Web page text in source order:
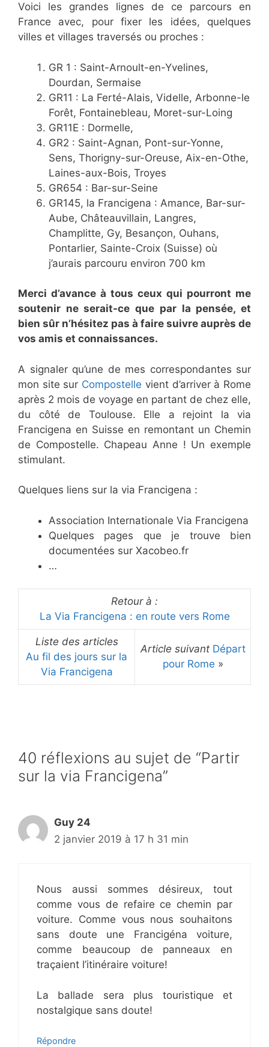
Voici les grandes lignes de ce parcours en
France avec, pour fixer les idées, quelques
villes et villages traversés ou proches :
GR 1 : Saint-Arnoult-en-Yvelines,
Dourdan, Sermaise
GR11 : La Ferté-Alais, Videlle, Arbonne-le
Forêt, Fontainebleau, Moret-sur-Loing
GR11E : Dormelle,
GR2 : Saint-Agnan, Pont-sur-Yonne,
Sens, Thorigny-sur-Oreuse, Aix-en-Othe,
Laines-aux-Bois, Troyes
GR654 : Bar-sur-Seine
GR145, la Francigena : Amance, Bar-sur-
Aube, Châteauvillain, Langres,
Champlitte, Gy, Besançon, Ouhans,
Pontarlier, Sainte-Croix (Suisse) où
j’aurais parcouru environ 700 km
Merci d’avance à tous ceux qui pourront me
soutenir ne serait-ce que par la pensée, et
bien sûr n’hésitez pas à faire suivre auprès de
vos amis et connaissances.
A signaler qu’une de mes correspondantes sur
mon site sur Compostelle vient d’arriver à Rome
après 2 mois de voyage en partant de chez elle,
du côté de Toulouse. Elle a rejoint la via
Francigena en Suisse en remontant un Chemin
de Compostelle. Chapeau Anne ! Un exemple
stimulant.
Quelques liens sur la via Francigena :
Association Internationale Via Francigena
Quelques pages que je trouve bien
documentées sur Xacobeo.fr
…
Retour à :
La Via Francigena : en route vers Rome
Liste des articles
Au fil des jours sur la
Via Francigena
Article suivant Départ
pour Rome »
40 réflexions au sujet de “Partir
sur la via Francigena”
Guy 24
2 janvier 2019 à 17 h 31 min
Nous aussi sommes désireux, tout
comme vous de refaire ce chemin par
voiture. Comme vous nous souhaitons
sans doute une Francigéna voiture,
comme beaucoup de panneaux en
traçaient l’itinéraire voiture!
La ballade sera plus touristique et
nostalgique sans doute!
Répondre